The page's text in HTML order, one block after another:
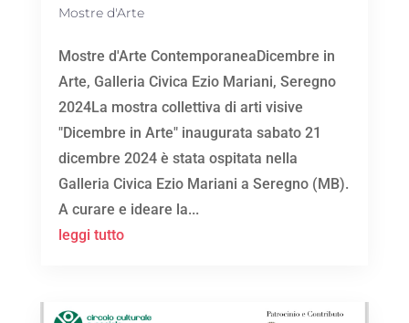
Mostre d'Arte
Mostre d'Arte ContemporaneaDicembre in
Arte, Galleria Civica Ezio Mariani, Seregno
2024La mostra collettiva di arti visive
"Dicembre in Arte" inaugurata sabato 21
dicembre 2024 è stata ospitata nella
Galleria Civica Ezio Mariani a Seregno (MB).
A curare e ideare la...
leggi tutto